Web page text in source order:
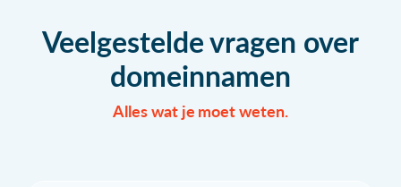
Veelgestelde vragen over
domeinnamen
Alles wat je moet weten.